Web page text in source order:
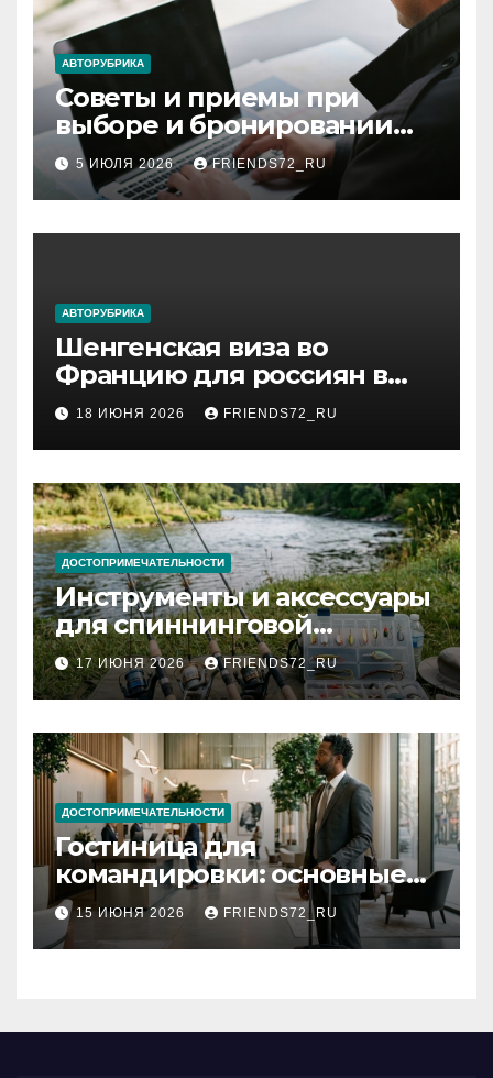
АВТОРУБРИКА
Советы и приемы при
выборе и бронировании
авиабилетов
5 ИЮЛЯ 2026 FRIENDS72_RU
АВТОРУБРИКА
Шенгенская виза во
Францию для россиян в
2026 году: сроки от 3 дней
и список необходимых
документов
18 ИЮНЯ 2026 FRIENDS72_RU
ДОСТОПРИМЕЧАТЕЛЬНОСТИ
Инструменты и аксессуары
для спиннинговой
рыбалки: назначение и
типы
17 ИЮНЯ 2026 FRIENDS72_RU
ДОСТОПРИМЕЧАТЕЛЬНОСТИ
Гостиница для
командировки: основные
критерии выбора
15 ИЮНЯ 2026 FRIENDS72_RU